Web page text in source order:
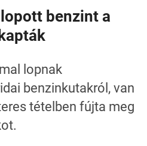
benzint a
lopnak
benzinkutakról, van
tételben fújta meg